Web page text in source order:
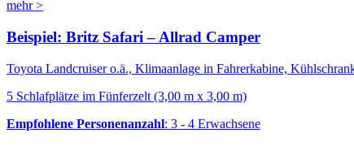
mehr >
Beispiel: Britz Safari – Allrad Camper
Toyota Landcruiser o.ä., Klimaanlage in Fahrerkabine,
5 Schlafplätze im Fünferzelt (3,00 m x 3,00 m)
Empfohlene Personenanzahl: 3 - 4 Erwachsene